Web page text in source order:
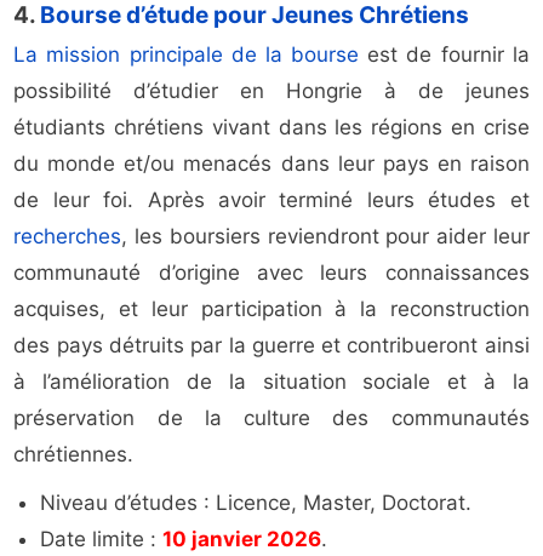
4. Bourse d’étude pour Jeunes Chrétiens
La mission principale de la bourse est de fournir la
possibilité d’étudier en Hongrie à de jeunes
étudiants chrétiens vivant dans les régions en crise
du monde et/ou menacés dans leur pays en raison
de leur foi. Après avoir terminé leurs études et
recherches, les boursiers reviendront pour aider leur
communauté d’origine avec leurs connaissances
acquises, et leur participation à la reconstruction
des pays détruits par la guerre et contribueront ainsi
à l’amélioration de la situation sociale et à la
préservation de la culture des communautés
chrétiennes.
Niveau d’études : Licence, Master, Doctorat.
Date limite :10 janvier 2026.